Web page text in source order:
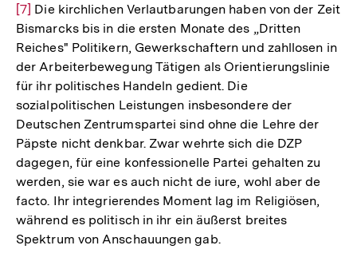
[7] Die kirchlichen Verlautbarungen haben von der Zeit
Bismarcks bis in die ersten Monate des „Dritten
Reiches" Politikern, Gewerkschaftern und zahllosen in
der Arbeiterbewegung Tätigen als Orientierungslinie
für ihr politisches Handeln gedient. Die
sozialpolitischen Leistungen insbesondere der
Deutschen Zentrumspartei sind ohne die Lehre der
Päpste nicht denkbar. Zwar wehrte sich die DZP
dagegen, für eine konfessionelle Partei gehalten zu
werden, sie war es auch nicht de iure, wohl aber de
facto. Ihr integrierendes Moment lag im Religiösen,
während es politisch in ihr ein äußerst breites
Spektrum von Anschauungen gab.